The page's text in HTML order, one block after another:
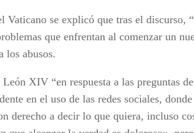
Vaticano se explicó que tras el discurso,
que enfrentan al comenzar un
los abusos.
XIV “en respuesta a las preguntas
en el uso de las redes sociales,
derecho a decir lo que quiera, incluso